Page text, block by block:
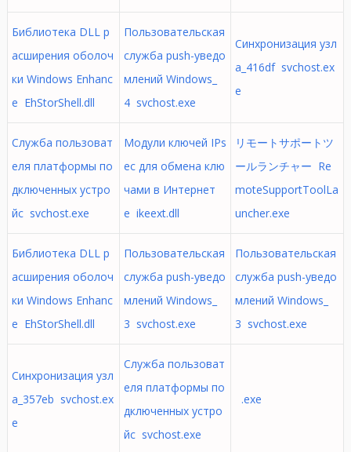
Библиотека DLL р
асширения оболоч
ки Windows Enhanc
e EhStorShell.dll
Пользовательская
служба push-уведо
млений Windows_
4 svchost.exe
Синхронизация узл
а_416df svchost.ex
e
Служба пользоват
еля платформы по
дключенных устро
йс svchost.exe
Модули ключей IPs
ec для обмена клю
чами в Интернет
е ikeext.dll
リモートサポートツ
ールランチャー Re
moteSupportToolLa
uncher.exe
Библиотека DLL р
асширения оболоч
ки Windows Enhanc
e EhStorShell.dll
Пользовательская
служба push-уведо
млений Windows_
3 svchost.exe
Пользовательская
служба push-уведо
млений Windows_
3 svchost.exe
Синхронизация узл
а_357eb svchost.ex
e
Служба пользоват
еля платформы по
дключенных устро
йс svchost.exe
 .exe